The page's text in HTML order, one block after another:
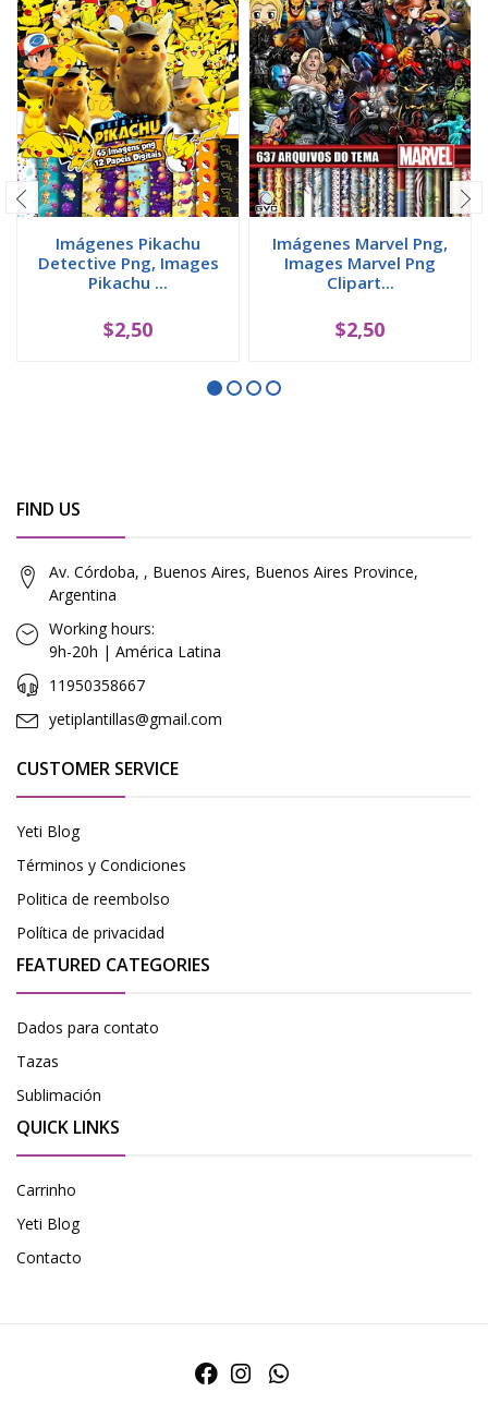
Imágenes Pikachu
Detective Png, Images
Pikachu ...
$2,50
Imágenes Marvel Png,
Images Marvel Png
Clipart...
$2,50
FIND US
Av. Córdoba, , Buenos Aires, Buenos Aires Province,
Argentina
Working hours:
9h-20h | América Latina
11950358667
yetiplantillas@gmail.com
CUSTOMER SERVICE
Yeti Blog
Términos y Condiciones
Politica de reembolso
Política de privacidad
FEATURED CATEGORIES
Dados para contato
Tazas
Sublimación
QUICK LINKS
Carrinho
Yeti Blog
Contacto